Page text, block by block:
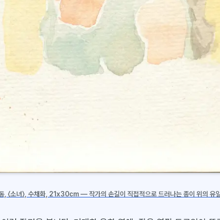
, 〈소녀〉, 수채화, 21x30cm — 작가의 손길이 직접적으로 드러나는 종이 위의 유